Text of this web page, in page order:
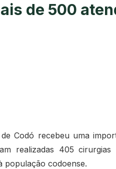
de 500
Codó recebeu uma
realizadas 405 cirurgias
população codoense.